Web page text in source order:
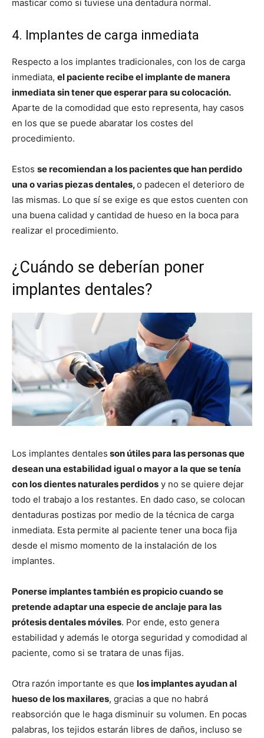
masticar como si tuviese una dentadura normal.
4. Implantes de carga inmediata
Respecto a los implantes tradicionales, con los de carga
inmediata, el paciente recibe el implante de manera
inmediata sin tener que esperar para su colocación.
Aparte de la comodidad que esto representa, hay casos
en los que se puede abaratar los costes del
procedimiento.
Estos se recomiendan a los pacientes que han perdido
una o varias piezas dentales,o padecen el deterioro de
las mismas. Lo que sí se exige es que estos cuenten con
una buena calidad y cantidad de hueso en la boca para
realizar el procedimiento.
¿Cuándo se deberían poner
implantes dentales?
Los implantes dentales son útiles para las personas que
desean una estabilidad igual o mayor a la que se tenía
con los dientes naturales perdidos y no se quiere dejar
todo el trabajo a los restantes. En dado caso, se colocan
dentaduras postizas por medio de la técnica de carga
inmediata. Esta permite al paciente tener una boca fija
desde el mismo momento de la instalación de los
implantes.
Ponerse implantes también es propicio cuando se
pretende adaptar una especie de anclaje para las
prótesis dentales móviles. Por ende, esto genera
estabilidad y además le otorga seguridad y comodidad al
paciente, como si se tratara de unas fijas.
Otra razón importante es que los implantes ayudan al
hueso de los maxilares, gracias a que no habrá
reabsorción que le haga disminuir su volumen. En pocas
palabras, los tejidos estarán libres de daños, incluso se